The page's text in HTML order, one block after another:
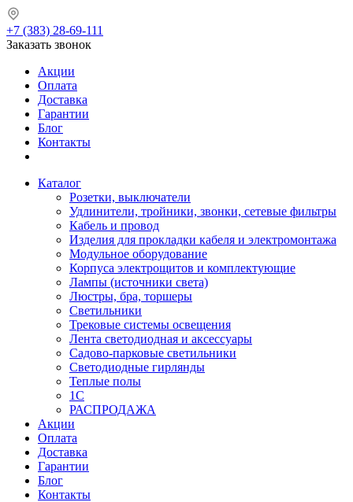
+7 (383) 28-69-111
Заказать звонок
Акции
Оплата
Доставка
Гарантии
Блог
Контакты
Каталог
Розетки, выключатели
Удлинители, тройники, звонки, сетевые фильтры
Кабель и провод
Изделия для прокладки кабеля и электромонтажа
Модульное оборудование
Корпуса электрощитов и комплектующие
Лампы (источники света)
Люстры, бра, торшеры
Светильники
Трековые системы освещения
Лента светодиодная и аксессуары
Садово-парковые светильники
Светодиодные гирлянды
Теплые полы
1С
РАСПРОДАЖА
Акции
Оплата
Доставка
Гарантии
Блог
Контакты